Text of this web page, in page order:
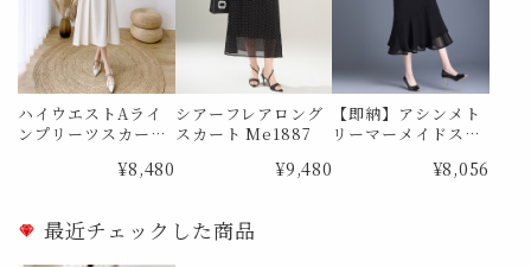
ハイウエストAライ
ンプリーツスカート
¥8,480
シアーフレアロング
スカート Me1887
¥9,480
【即納】アシンメト
リーマーメイドス
¥8,056
最近チェックした商品